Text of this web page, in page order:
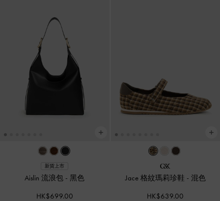
新貨上市
Aislin 流浪包 -黑色
HK$699.00
Jace 格紋瑪莉珍鞋 - 混色
HK$639.00